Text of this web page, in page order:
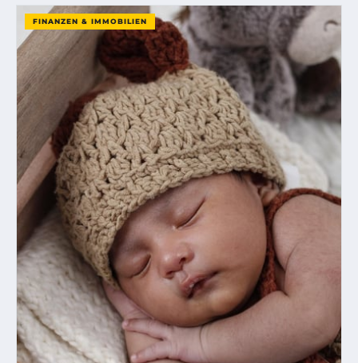
FINANZEN & IMMOBILIEN